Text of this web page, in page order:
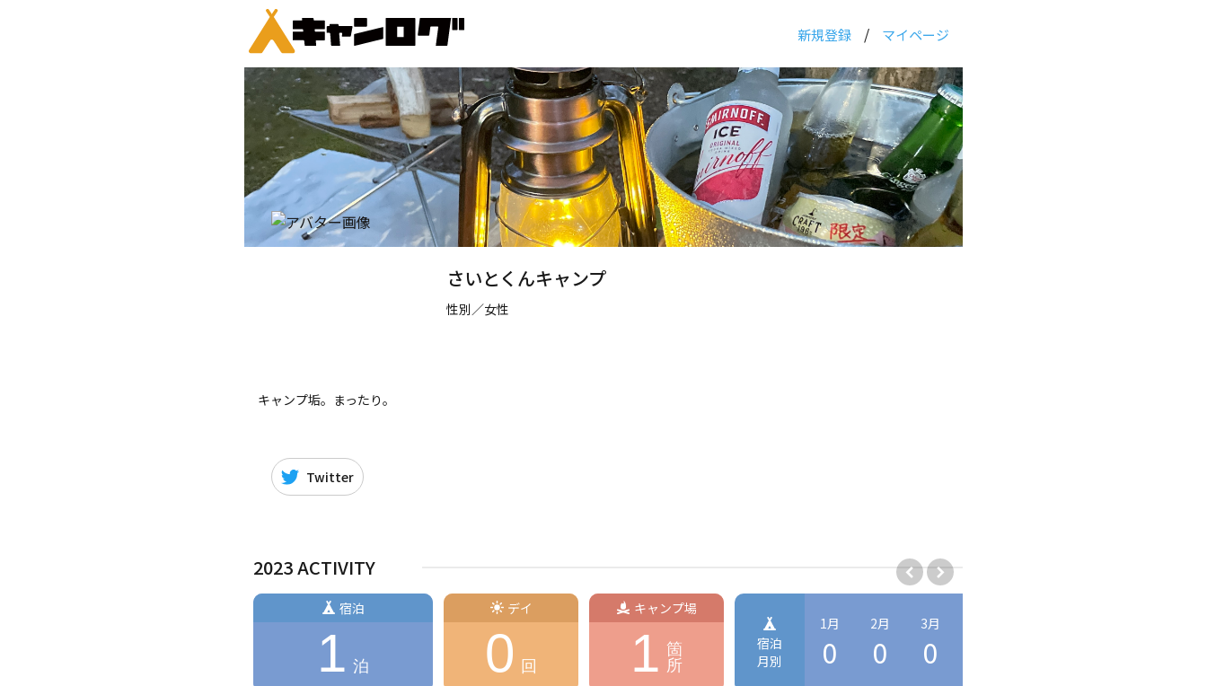
新規登録 / マイページ
さいとくんキャンプ
性別／女性
キャンプ垢。まったり。
Twitter
2023 ACTIVITY
宿泊
1 泊
デイ
0 回
キャンプ場
1 箇
所
宿泊
月別
1月
0
2月
0
3月
0